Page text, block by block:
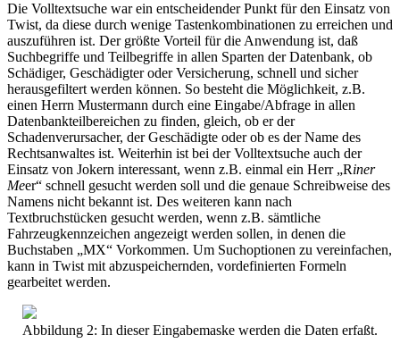
Die Volltextsuche war ein entscheidender Punkt für den Einsatz von
Twist, da diese durch wenige Tastenkombinationen zu erreichen und
auszuführen ist. Der größte Vorteil für die Anwendung ist, daß
Suchbegriffe und Teilbegriffe in allen Sparten der Datenbank, ob
Schädiger, Geschädigter oder Versicherung, schnell und sicher
herausgefiltert werden können. So besteht die Möglichkeit, z.B.
einen Herrn Mustermann durch eine Eingabe/Abfrage in allen
Datenbankteilbereichen zu finden, gleich, ob er der
Schadenverursacher, der Geschädigte oder ob es der Name des
Rechtsanwaltes ist. Weiterhin ist bei der Volltextsuche auch der
Einsatz von Jokern interessant, wenn z.B. einmal ein Herr „Riner
Meer“ schnell gesucht werden soll und die genaue Schreibweise des
Namens nicht bekannt ist. Des weiteren kann nach
Textbruchstücken gesucht werden, wenn z.B. sämtliche
Fahrzeugkennzeichen angezeigt werden sollen, in denen die
Buchstaben „MX“ Vorkommen. Um Suchoptionen zu vereinfachen,
kann in Twist mit abzuspeichernden, vordefinierten Formeln
gearbeitet werden.
Abbildung 2: In dieser Eingabemaske werden die Daten erfaßt.